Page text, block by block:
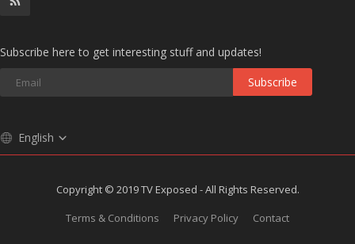
Subscribe here to get interesting stuff and updates!
Subscribe
English
Copyright © 2019 TV Exposed - All Rights Reserved.
Terms & Conditions
Privacy Policy Contact